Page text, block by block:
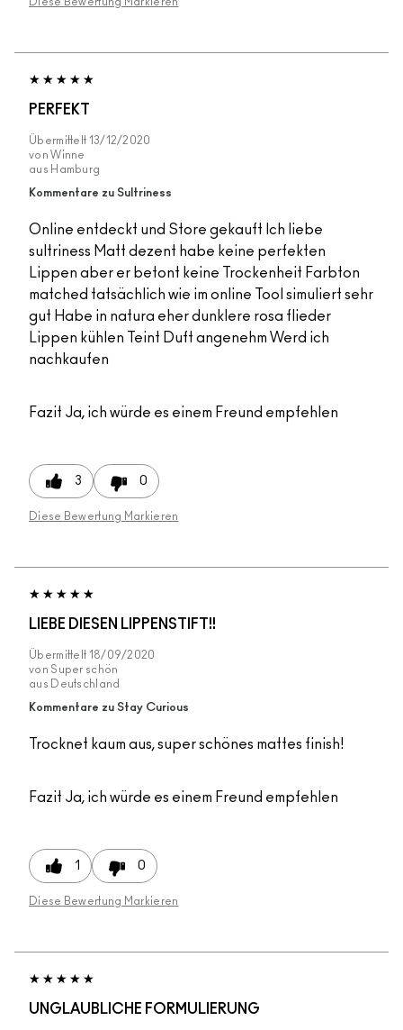
PERFEKT
Übermittelt 13/12/2020
von Winne
aus Hamburg
Kommentare zu Sultriness
Online entdeckt und Store gekauft Ich liebe
sultriness Matt dezent habe keine perfekten
Lippen aber er betont keine Trockenheit Farbton
matched tatsächlich wie im online Tool simuliert sehr
gut Habe in natura eher dunklere rosa flieder
Lippen kühlen Teint Duft angenehm Werd ich
nachkaufen
Fazit Ja, ich würde es einem Freund empfehlen
3 0
Diese Bewertung Markieren
LIEBE DIESEN LIPPENSTIFT!!
Übermittelt 18/09/2020
von Super schön
aus
Deutschland
Kommentare zu Stay Curious
Trocknet kaum aus, super schönes mattes finish!
Fazit Ja, ich würde es einem Freund empfehlen
1 0
Diese Bewertung Markieren
UNGLAUBLICHE FORMULIERUNG